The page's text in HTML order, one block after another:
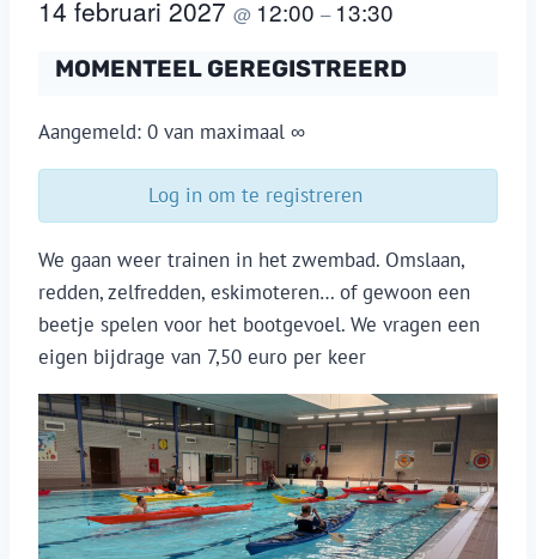
14 februari 2027 @ 12:00 – 13:30
MOMENTEEL GEREGISTREERD
Aangemeld: 0 van maximaal ∞
Log in om te registreren
We gaan weer trainen in het zwembad. Omslaan,
redden, zelfredden, eskimoteren… of gewoon een
beetje spelen voor het bootgevoel. We vragen een
eigen bijdrage van 7,50 euro per keer